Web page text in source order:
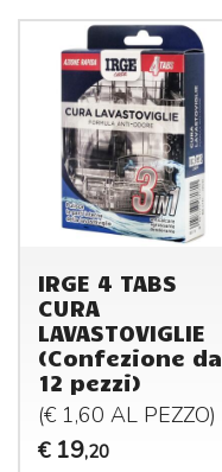
IRGE 4 TABS
CURA
LAVASTOVIGLIE
(Confezione da
12 pezzi)
(€ 1,60 AL PEZZO)
€ 19,20